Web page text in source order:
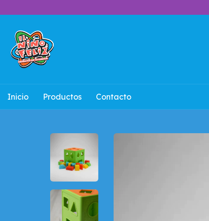
Inicio Productos Contacto